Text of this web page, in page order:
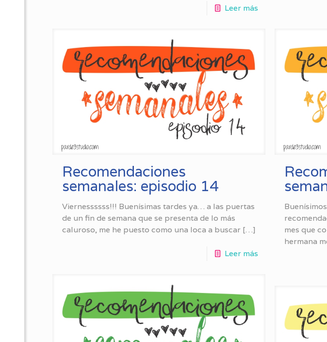
Leer más
Recomendaciones
semanales: episodio 14
Viernessssss!!! Buenísimas tardes ya… a las puertas
de un fin de semana que se presenta de lo más
caluroso, me he puesto como una loca a buscar […]
Leer más
mes que
hermana